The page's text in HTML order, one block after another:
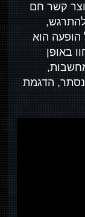
קשר חם
הופעה הוא
באופן
נסתר, הדגמת